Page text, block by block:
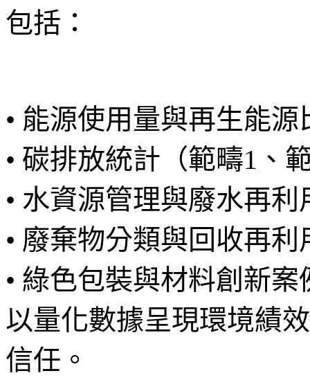
包括：
• 能源使用量與再生能源
• 碳排放統計（範疇1、
• 水資源管理與廢水再利
• 廢棄物分類與回收再利
• 綠色包裝與材料創新案
以量化數據呈現環境績
信任。